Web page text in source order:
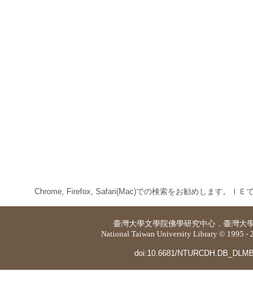
Chrome, Firefox, Safari(Mac)での検索をお勧めします。ＩＥ
臺灣大學文學院佛學研究中心 ． 臺灣大
National Taiwan University Library © 1995 -
doi:10.6681/